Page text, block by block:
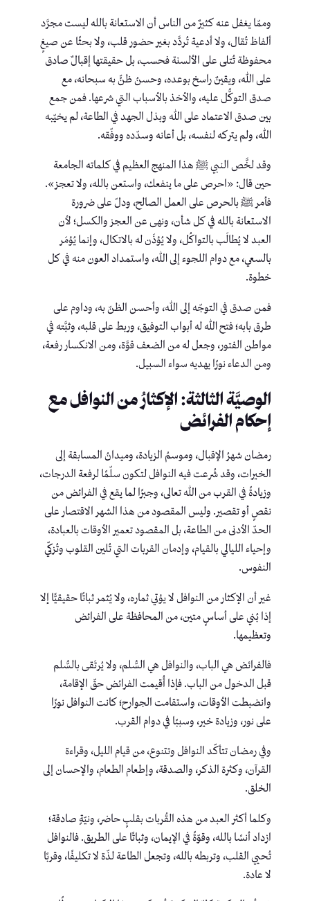
وممّا يغفل عنه كثيرٌ من الناس أن الاستعانة بالله ليست مجرَّد
ألفاظ تُقال، ولا أدعية تُردَّد بغير حضور قلب، ولا بحثًا عن صيغٍ
محفوظة تُتلى على الألسنة فحسب، بل حقيقتها إقبالٌ صادق
على الله، ويقينٌ راسخ بوعده، وحسنُ ظنٍّ به سبحانه، مع
صدق التوكُّل عليه، والأخذ بالأسباب التي شرعها. فمن جمع
بين صدق الاعتماد على الله وبذل الجهد في الطاعة، لم يخيّبه
الله، ولم يتركه لنفسه، بل أعانه وسدّده ووفّقه.
وقد لخَّص النبي ﷺ هذا المنهج العظيم في كلماته الجامعة
حين قال: «احرص على ما ينفعك، واستعن بالله، ولا تعجز».
فأمر ﷺ بالحرص على العمل الصالح، ودلّ على ضرورة
الاستعانة بالله في كل شأن، ونهى عن العجز والكسل؛ لأن
العبد لا يُطالَب بالتواكُل، ولا يُؤذَن له بالاتكال، وإنما يُؤمَر
بالسعي، مع دوام اللجوء إلى الله، واستمداد العون منه في كل
خطوة.
فمن صدق في التوجّه إلى الله، وأحسن الظنّ به، وداوم على
طرق بابه؛ فتح الله له أبواب التوفيق، وربط على قلبه، وثبَّته في
مواطن الفتور، وجعل له من الضعف قوَّة، ومن الانكسار رفعة،
ومن الدعاء نورًا يهديه سواء السبيل.
الوصيَّة الثالثة: الإكثارُ من النوافل مع
إحكام الفرائض
رمضان شهرُ الإقبال، وموسمُ الزيادة، وميدانُ المسابقة إلى
الخيرات، وقد شُرعت فيه النوافل لتكون سلّمًا لرفعة الدرجات،
وزيادةً في القرب من الله تعالى، وجبرًا لما يقع في الفرائض من
نقصٍ أو تقصير. وليس المقصود من هذا الشهر الاقتصار على
الحدّ الأدنى من الطاعة، بل المقصود تعمير الأوقات بالعبادة،
وإحياء الليالي بالقيام، وإدمان القربات التي تُلين القلوب وتُزكّي
النفوس.
غير أن الإكثار من النوافل لا يؤتي ثماره، ولا يُثمر ثباتًا حقيقيًّا إلا
إذا بُني على أساسٍ متين، من المحافظة على الفرائض
وتعظيمها.
فالفرائض هي الباب، والنوافل هي السُّلم، ولا يُرتَقى بالسُّلم
قبل الدخول من الباب. فإذا أُقيمت الفرائض حقّ الإقامة،
وانضبطت الأوقات، واستقامت الجوارح؛ كانت النوافل نورًا
على نور، وزيادة خير، وسببًا في دوام القرب.
وفي رمضان تتأكّد النوافل وتتنوع، من قيام الليل، وقراءة
القرآن، وكثرة الذكر، والصدقة، وإطعام الطعام، والإحسان إلى
الخلق.
وكلما أكثر العبد من هذه القُربات بقلبٍ حاضر، ونيّةٍ صادقة؛
ازداد أنسًا بالله، وقوّةً في الإيمان، وثباتًا على الطريق. فالنوافل
تُحيي القلب، وتربطه بالله، وتجعل الطاعة لذّة لا تكليفًا، وقربًا
لا عادة.